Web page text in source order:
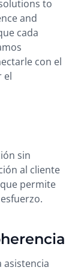
to
and
cada
con el
el
sin
al cliente
permite
asistencia